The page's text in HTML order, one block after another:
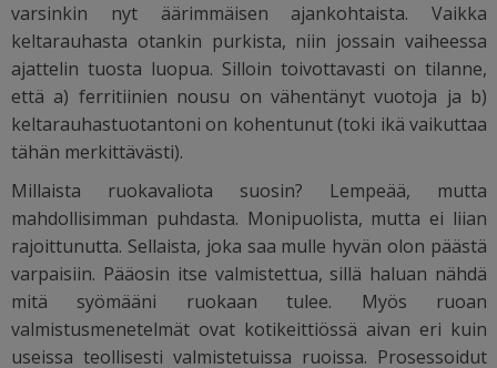
varsinkin nyt äärimmäisen ajankohtaista. Vaikka
keltarauhasta otankin purkista, niin jossain vaiheessa
ajattelin tuosta luopua. Silloin toivottavasti on tilanne,
että a) ferritiinien nousu on vähentänyt vuotoja ja b)
keltarauhastuotantoni on kohentunut (toki ikä vaikuttaa
tähän merkittävästi).
Millaista ruokavaliota suosin? Lempeää, mutta
mahdollisimman puhdasta. Monipuolista, mutta ei liian
rajoittunutta. Sellaista, joka saa mulle hyvän olon päästä
varpaisiin. Pääosin itse valmistettua, sillä haluan nähdä
mitä syömääni ruokaan tulee. Myös ruoan
valmistusmenetelmät ovat kotikeittiössä aivan eri kuin
useissa teollisesti valmistetuissa ruoissa. Prosessoidut